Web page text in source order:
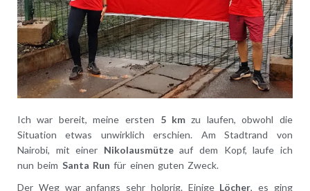
Ich war bereit, meine ersten 5 km zu laufen, obwohl die
Situation etwas unwirklich erschien. Am Stadtrand von
Nairobi, mit einer Nikolausmützeauf dem Kopf, laufe ich
nun beim Santa Run für einen guten Zweck.
Der Weg war anfangs sehr holprig. Einige Löcher, es ging